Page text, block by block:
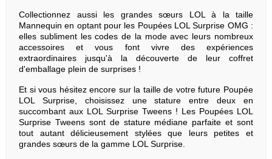
Collectionnez aussi les grandes sœurs LOL à la taille
Mannequin en optant pour les Poupées LOL Surprise OMG :
elles subliment les codes de la mode avec leurs nombreux
accessoires et vous font vivre des expériences
extraordinaires jusqu'à la découverte de leur coffret
d'emballage plein de surprises !
Et si vous hésitez encore sur la taille de votre future Poupée
LOL Surprise, choisissez une stature entre deux en
succombant aux LOL Surprise Tweens ! Les Poupées LOL
Surprise Tweens sont de stature médiane parfaite et sont
tout autant délicieusement stylées que leurs petites et
grandes sœurs de la gamme LOL Surprise.